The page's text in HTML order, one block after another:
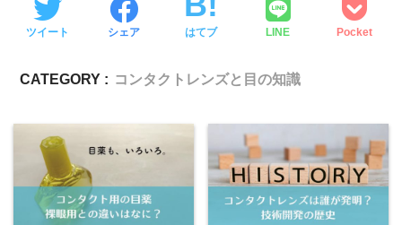
ツイート シェア はてブ LINE Pocket
CATEGORY : コンタクトレンズと目の知識